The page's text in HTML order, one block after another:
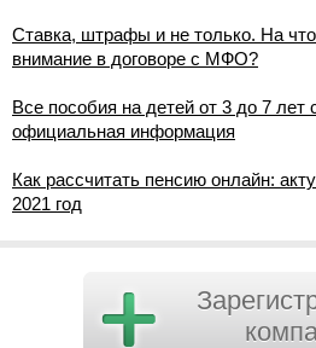
Ставка, штрафы и не только. На
внимание в договоре с МФО?
Все пособия на детей от 3 до 7
официальная информация
Как рассчитать пенсию онлайн:
2021 год